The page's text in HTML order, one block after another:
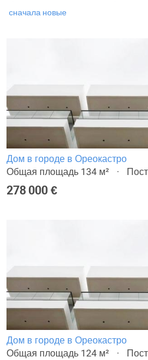
сначала новые
Дом в городе в Ореокастро
Общая площадь 134 м²
278 000 €
Дом в городе в Ореокастро
Общая площадь 124 м²